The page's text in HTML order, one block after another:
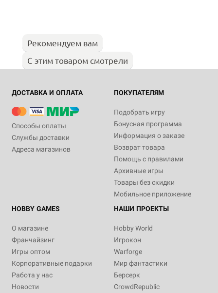
Рекомендуем вам
С этим товаром смотрели
ДОСТАВКА И ОПЛАТА
Способы оплаты
Службы доставки
Адреса магазинов
ПОКУПАТЕЛЯМ
Подобрать игру
Бонусная программа
Информация о заказе
Возврат товара
Помощь с правилами
Архивные игры
Товары без скидки
Мобильное приложение
HOBBY GAMES
О магазине
Франчайзинг
Игры оптом
Корпоративные подарки
Работа у нас
Новости
НАШИ ПРОЕКТЫ
Hobby World
Игрокон
Warforge
Мир фантастики
Берсерк
CrowdRepublic